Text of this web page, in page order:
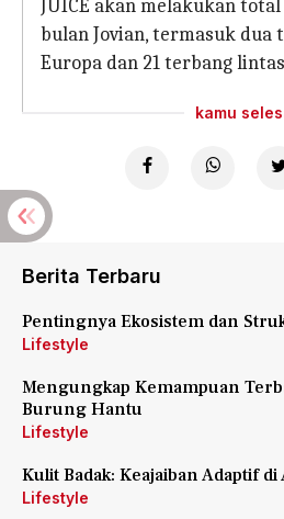
JUICE akan melakukan
bulan Jovian, termasuk dua
Europa dan 21 terbang
kamu
Berita Terbaru
Pentingnya Ekosistem dan
Lifestyle
Mengungkap Kemampuan
Burung Hantu
Lifestyle
Kulit Badak: Keajaiban Adaptif di
Lifestyle